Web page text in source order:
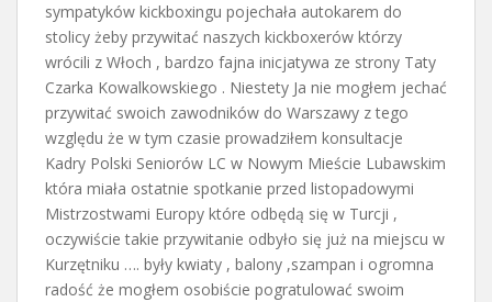
sympatyków kickboxingu pojechała autokarem do
stolicy żeby przywitać naszych kickboxerów którzy
wrócili z Włoch , bardzo fajna inicjatywa ze strony Taty
Czarka Kowalkowskiego . Niestety Ja nie mogłem jechać
przywitać swoich zawodników do Warszawy z tego
względu że w tym czasie prowadziłem konsultacje
Kadry Polski Seniorów LC w Nowym Mieście Lubawskim
która miała ostatnie spotkanie przed listopadowymi
Mistrzostwami Europy które odbędą się w Turcji ,
oczywiście takie przywitanie odbyło się już na miejscu w
Kurzętniku …. były kwiaty , balony ,szampan i ogromna
radość że mogłem osobiście pogratulować swoim